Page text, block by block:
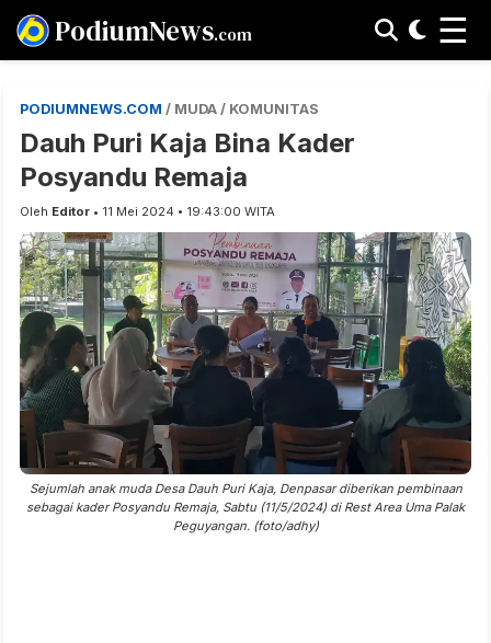
PodiumNews.com ☰
PODIUMNEWS.COM / MUDA / KOMUNITAS
Dauh Puri Kaja Bina Kader
Posyandu Remaja
Oleh Editor • 11 Mei 2024 • 19:43:00 WITA
Sejumlah anak muda Desa Dauh Puri Kaja, Denpasar diberikan pembinaan
sebagai kader Posyandu Remaja, Sabtu (11/5/2024) di Rest Area Uma Palak
Peguyangan. (foto/adhy)